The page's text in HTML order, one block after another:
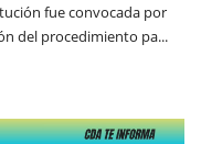
fue convocada por
del procedimiento pa...